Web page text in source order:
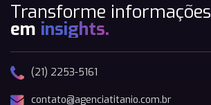
Transforme informações
em insights.
(21) 2253-5161
contato@agenciatitanio.com.br